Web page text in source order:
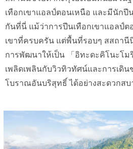
เทือกเขาแอลป์ตอนเหนือ และมีนักปี
กันที่นี่ แม้ว่าการปีนเทือกเขาแอลป์
เขาที่ครบครัน แต่พื้นที่รอบๆ สสถานี
การพัฒนาให้เป็น 「อิทะดะคิโนะโ
เพลิดเพลินกับวิวทิวทัศน์และการเดิ
โบราณอันบริสุทธิ์ ได้อย่างสะดวกสบ